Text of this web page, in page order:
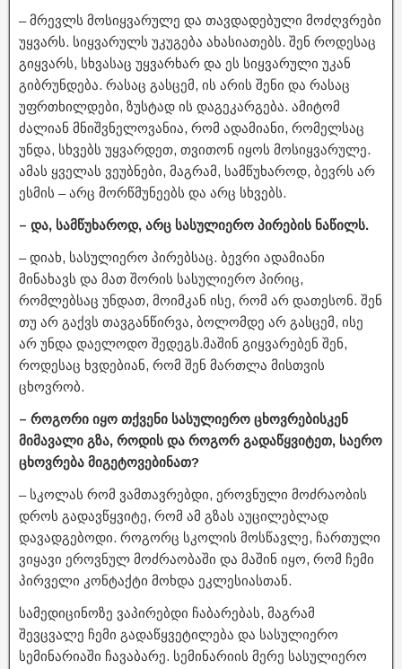
– მრევლს მოსიყვარულე და თავდადებული მოძღვრები
უყვარს. სიყვარულს უკუგება ახასიათებს. შენ როდესაც
გიყვარს, სხვასაც უყვარხარ და ეს სიყვარული უკან
გიბრუნდება. რასაც გასცემ, ის არის შენი და რასაც
უფრთხილდები, ზუსტად ის დაგეკარგება. ამიტომ
ძალიან მნიშვნელოვანია, რომ ადამიანი, რომელსაც
უნდა, სხვებს უყვარდეთ, თვითონ იყოს მოსიყვარულე.
ამას ყველას ვეუბნები, მაგრამ, სამწუხაროდ, ბევრს არ
ესმის – არც მორწმუნეებს და არც სხვებს.
– და, სამწუხაროდ, არც სასულიერო პირების ნაწილს.
– დიახ, სასულიერო პირებსაც. ბევრი ადამიანი
მინახავს და მათ შორის სასულიერო პირიც,
რომლებსაც უნდათ, მოიმკან ისე, რომ არ დათესონ. შენ
თუ არ გაქვს თავგანწირვა, ბოლომდე არ გასცემ, ისე
არ უნდა დაელოდო შედეგს.მაშინ გიყვარებენ შენ,
როდესაც ხვდებიან, რომ შენ მართლა მისთვის
ცხოვრობ.
– როგორი იყო თქვენი სასულიერო ცხოვრებისკენ
მიმავალი გზა, როდის და როგორ გადაწყვიტეთ, საერო
ცხოვრება მიგეტოვებინათ?
– სკოლას რომ ვამთავრებდი, ეროვნული მოძრაობის
დროს გადავწყვიტე, რომ ამ გზას აუცილებლად
დავადგებოდი. როგორც სკოლის მოსწავლე, ჩართული
ვიყავი ეროვნულ მოძრაობაში და მაშინ იყო, რომ ჩემი
პირველი კონტაქტი მოხდა ეკლესიასთან.
სამედიცინოზე ვაპირებდი ჩაბარებას, მაგრამ
შევცვალე ჩემი გადაწყვეტილება და სასულიერო
სემინარიაში ჩავაბარე. სემინარიის მერე სასულიერო